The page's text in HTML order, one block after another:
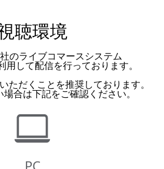
聴環境
のライブコマースシステム
用して配信を行っております。
ただくことを推奨しております。
場合は下記をご確認ください。
PC